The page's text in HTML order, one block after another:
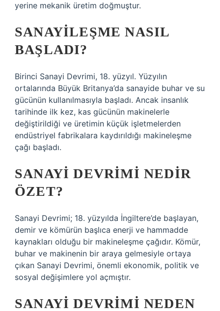
yerine mekanik üretim doğmuştur.
SANAYILEŞME NASIL
BAŞLADI?
Birinci Sanayi Devrimi, 18. yüzyıl. Yüzyılın
ortalarında Büyük Britanya’da sanayide buhar ve su
gücünün kullanılmasıyla başladı. Ancak insanlık
tarihinde ilk kez, kas gücünün makinelerle
değiştirildiği ve üretimin küçük işletmelerden
endüstriyel fabrikalara kaydırıldığı makineleşme
çağı başladı.
SANAYI DEVRIMI NEDIR
ÖZET?
Sanayi Devrimi; 18. yüzyılda İngiltere’de başlayan,
demir ve kömürün başlıca enerji ve hammadde
kaynakları olduğu bir makineleşme çağıdır. Kömür,
buhar ve makinenin bir araya gelmesiyle ortaya
çıkan Sanayi Devrimi, önemli ekonomik, politik ve
sosyal değişimlere yol açmıştır.
SANAYI DEVRIMI NEDEN